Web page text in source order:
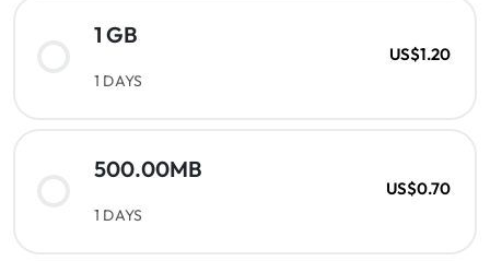
1 GB
1 DAYS
US$1.20
500.00MB
1 DAYS
US$0.70